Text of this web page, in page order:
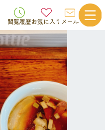
閲覧履歴お気に入り メール